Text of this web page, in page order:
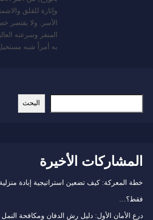
وإثارة للقلق
الأسر. ولا يقتصر
المنفر وسرعته
به أمراً شبه
البحث
المشاركات الأخيرة
فقط؟…
درع الأمان الأول: دليل رش الدفان ومكافحة